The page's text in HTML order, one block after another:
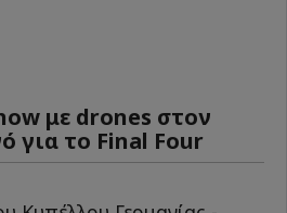
με drones στον
για το Final Four